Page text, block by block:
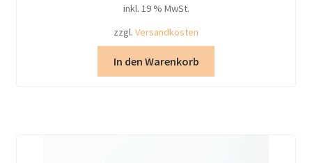
inkl. 19 % MwSt.
zzgl. Versandkosten
In den Warenkorb